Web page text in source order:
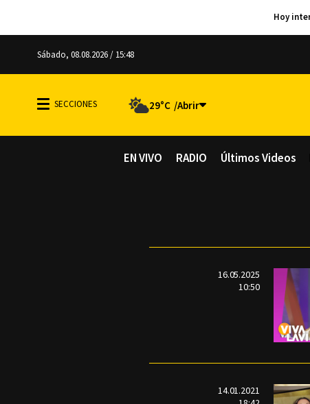
Sábado, 08.08.2026 / 15:48
29°C
EN VIVO RADIO Últimos Videos
16.05.2025
10:50
14.01.2021